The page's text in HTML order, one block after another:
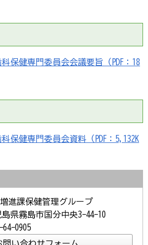
保健専門委員会会議要旨（PDF：18
保健専門委員会資料（PDF：5,132K
進課保健管理グループ
島県霧島市国分中央3-44-10
0905